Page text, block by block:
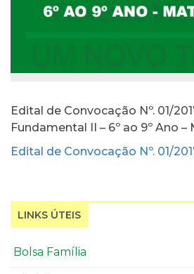
Edital de Convocação Nº. 01/
Fundamental II – 6º ao 9º Ano
Edital de Convocação Nº. 01/
LINKS ÚTEIS
Bolsa Família